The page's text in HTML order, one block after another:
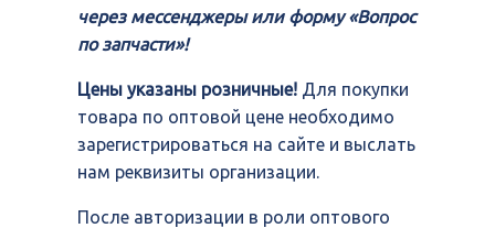
через мессенджеры или форму «Вопрос
по запчасти»!
Цены указаны розничные! Для покупки
товара по оптовой цене необходимо
зарегистрироваться на сайте и выслать
нам реквизиты организации.
После авторизации в роли оптового